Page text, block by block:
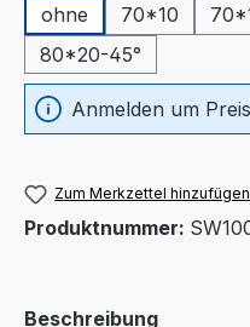
ohne
70*10
80*20-45°
Anmelden um
Zum Merkzettel hinzufügen
Produktnummer:
Beschreibung